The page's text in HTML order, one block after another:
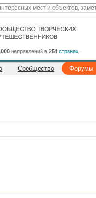
направлений в 254 странах
Сообщество Форумы